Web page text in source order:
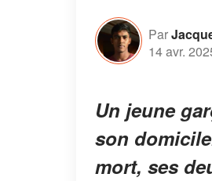
Par
14 avr.
Un jeune
son
mort, ses